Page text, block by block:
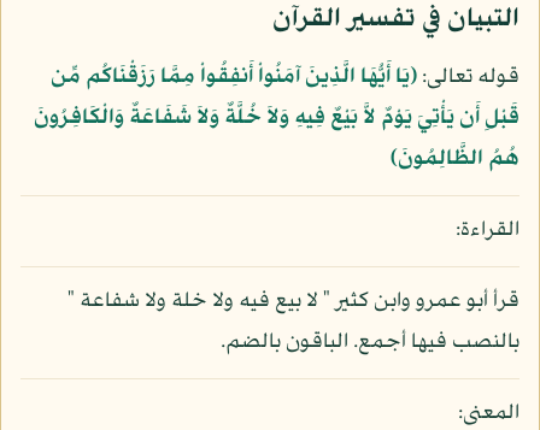
التبيان في تفسير القرآن
قوله تعالى:﴿يَا أَيُّهَا الَّذِينَ آمَنُواْ أَنفِقُواْ مِمَّا رَزَقْنَاكُم مِّن
قَبْلِ أَن يَأْتِيَ يَوْمٌ لاَّ بَيْعٌ فِيهِ وَلاَ خُلَّةٌ وَلاَ شَفَاعَةٌ وَالْكَافِرُونَ
هُمُ الظَّالِمُونَ﴾
القراءة:
قرأ أبو عمرو وابن كثير " لا بيع فيه ولا خلة ولا شفاعة "
بالنصب فيها أجمع. الباقون بالضم.
المعنى: